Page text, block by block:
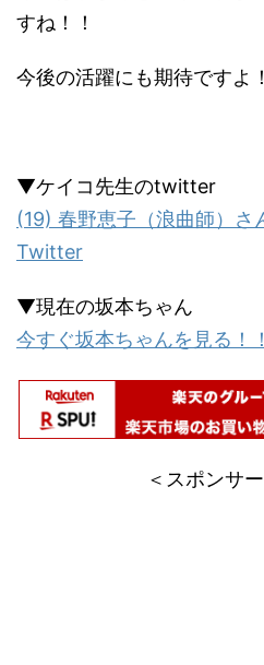
すね！！
今後の活躍にも期待ですよ
▼ケイコ先生のtwitter
(19) 春野恵子（浪曲師）
Twitter
▼現在の坂本ちゃん
今すぐ坂本ちゃんを見る！！
＜スポンサ